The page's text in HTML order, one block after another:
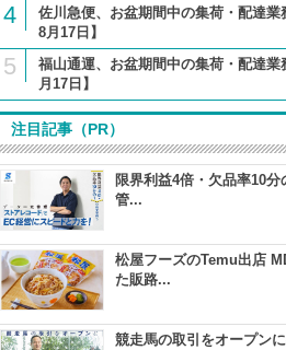
4
佐川急便、お盆期間中の集荷・配達
8月17日】
5
福山通運、お盆期間中の集荷・配達
月17日】
注目記事（PR）
限界利益4倍・欠品率10
管...
松屋フーズのTemu出店
た販路...
競走馬の取引をオープン